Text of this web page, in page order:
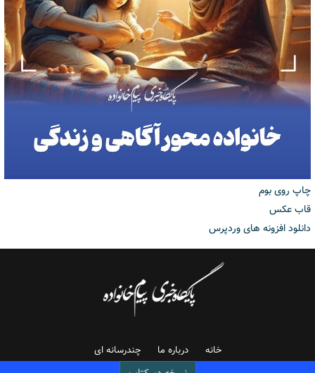
چاپ روی بوم
قاب عکس
دانلود افزونه های وردپرس
خانه درباره ما چندرسانه ای